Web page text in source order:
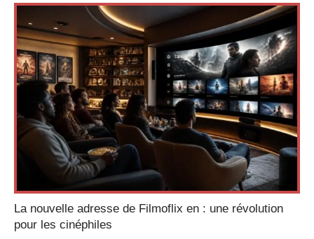
La nouvelle adresse de Filmoflix en : une révolution
pour les cinéphiles